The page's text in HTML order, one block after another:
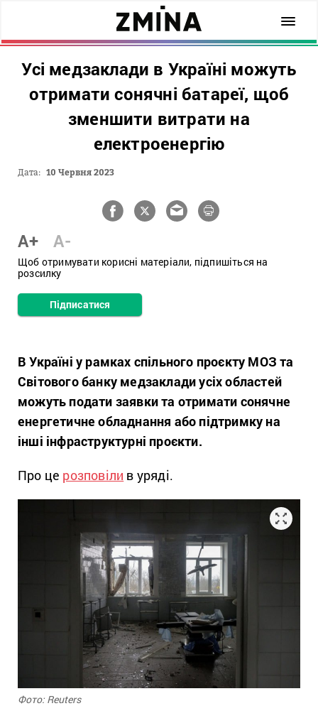
Усі медзаклади в Україні можуть
отримати сонячні батареї, щоб
зменшити витрати на
електроенергію
Дата: 10 Червня 2023
A+ A-
Щоб отримувати корисні матеріали, підпишіться на
розсилку
Підписатися
В Україні у рамках спільного проєкту МОЗ та
Світового банку медзаклади усіх областей
можуть подати заявки та отримати сонячне
енергетичне обладнання або підтримку на
інші інфраструктурні проєкти.
Про це розповіли в уряді.
Фото: Reuters